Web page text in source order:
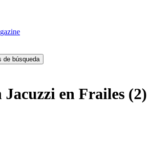
de búsqueda
Jacuzzi en Frailes (2)